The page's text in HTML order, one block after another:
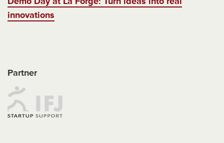
innovations
Partner